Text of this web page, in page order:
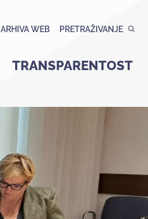
ARHIVA WEB PRETRAŽIVANJE
TRANSPARENTOST